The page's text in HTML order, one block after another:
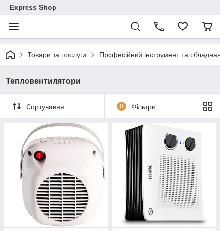
Express Shop
Товари та послуги Професійний інструмент та
Тепловентилятори
Сортування 0 Фільтри